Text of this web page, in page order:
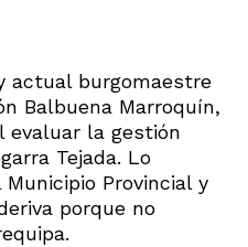
actual burgomaestre
Balbuena Marroquín,
evaluar la gestión
Tejada. Lo
Provincial y
porque no